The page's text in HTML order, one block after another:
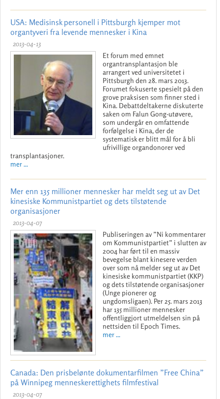
USA: Medisinsk personell i Pittsburgh kjemper mot
organtyveri fra levende mennesker i Kina
2013-04-13
Et forum med emnet
organtransplantasjon ble
arrangert ved universitetet i
Pittsburgh den 28. mars 2013.
Forumet fokuserte spesielt på den
grove praksisen som finner sted i
Kina. Debattdeltakerne diskuterte
saken om Falun Gong-utøvere,
som undergår en omfattende
forfølgelse i Kina, der de
systematisk er blitt mål for å bli
ufrivillige organdonorer ved
transplantasjoner.
mer ...
Mer enn 135 millioner mennesker har meldt seg ut av Det
kinesiske Kommunistpartiet og dets tilstøtende
organisasjoner
2013-04-07
Publiseringen av ”Ni kommentarer
om Kommunistpartiet” i slutten av
2004 har ført til en massiv
bevegelse blant kinesere verden
over som nå melder seg ut av Det
kinesiske kommunistpartiet (KKP)
og dets tilstøtende organisasjoner
(Unge pionerer og
ungdomsligaen). Per 25. mars 2013
har 135 millioner mennesker
offentliggjort utmeldelsen sin på
nettsiden til Epoch Times.
mer ...
Canada: Den prisbelønte dokumentarfilmen ”Free China”
på Winnipeg menneskerettighets filmfestival
2013-04-07